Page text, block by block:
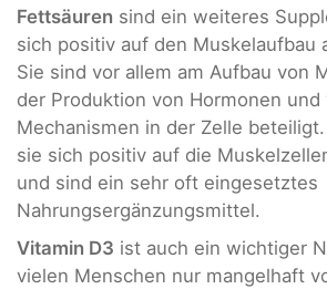
Fettsäuren sind ein weiteres
sich positiv auf den Muskelaufbau
Sie sind vor allem am Aufbau von
der Produktion von Hormonen und
Mechanismen in der Zelle
sie sich positiv auf die
und sind ein sehr oft eingesetztes
Nahrungsergänzungsmittel.
Vitamin D3 ist auch ein wichtiger
vielen Menschen nur mangelhaft